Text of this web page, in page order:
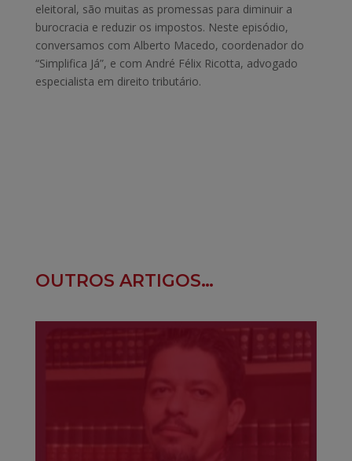
eleitoral, são muitas as promessas para diminuir a
burocracia e reduzir os impostos. Neste episódio,
conversamos com Alberto Macedo, coordenador do
“Simplifica Já”, e com André Félix Ricotta, advogado
especialista em direito tributário.
OUTROS ARTIGOS…